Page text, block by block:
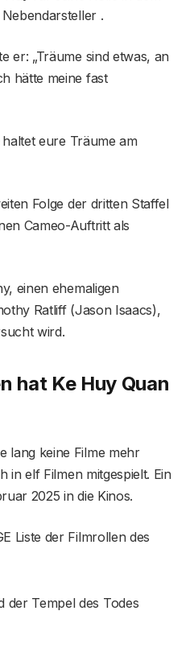
.
er: „Träume sind etwas, an
hätte meine fast
eure Träume am
Folge der dritten Staffel
Cameo-Auftritt als
einen ehemaligen
Ratliff (Jason Isaacs),
wird.
hat Ke Huy Quan
lang keine Filme mehr
in elf Filmen mitgespielt. Ein
2025 in die Kinos.
Liste der Filmrollen des
der Tempel des Todes